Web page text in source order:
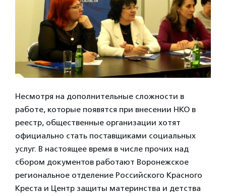
Несмотря на дополнительные сложности в
работе, которые появятся при внесении НКО в
реестр, общественные организации хотят
официально стать поставщиками социальных
услуг. В настоящее время в числе прочих над
сбором документов работают Воронежское
региональное отделение Российского Красного
Креста и Центр защиты материнства и детства